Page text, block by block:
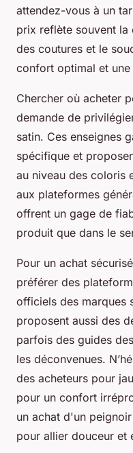
attendez-vous à un
prix reflète souvent la
des coutures et le
confort optimal et
Chercher où acheter
demande de
satin. Ces enseignes
spécifique et
au niveau des coloris
aux plateformes
offrent un gage de
produit que dans le
Pour un achat
préférer des
officiels des marques
proposent aussi des
parfois des guides
les déconvenues.
des acheteurs pour
pour un confort
un achat d'un
pour allier douceur et